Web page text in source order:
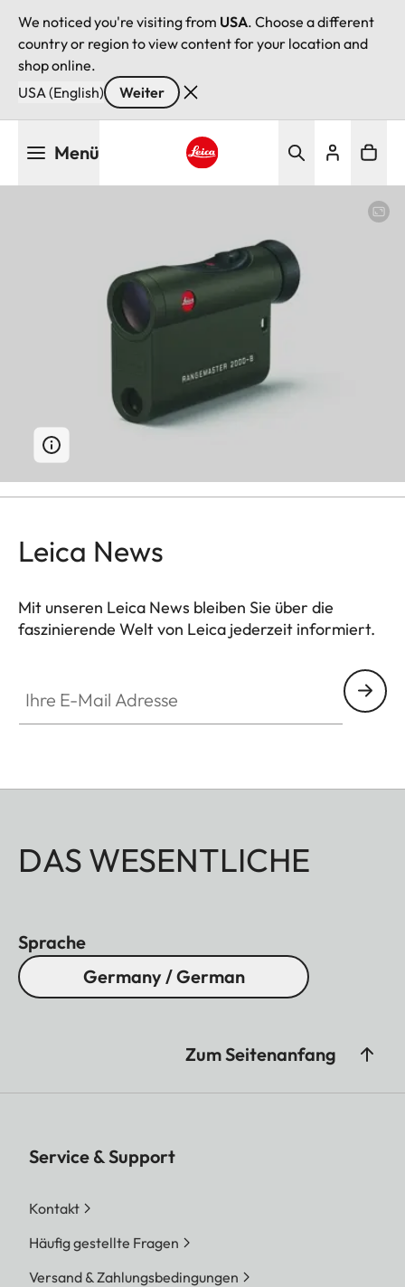
We noticed you're visiting from USA. Choose a different
country or region to view content for your location and
shop online.
USA (English)
Weiter
Menü
Leica News
Mit unseren Leica News bleiben Sie über die
faszinierende Welt von Leica jederzeit informiert.
DAS WESENTLICHE
Sprache
Germany / German
Zum Seitenanfang
Service & Support
Kontakt
Häufig gestellte Fragen
Versand & Zahlungsbedingungen